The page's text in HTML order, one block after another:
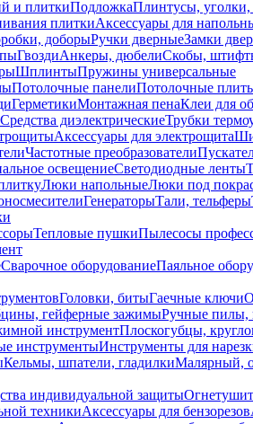
и плиткиПодложкаПлинтусы, уголки,
плиткиАксессуары для
доборыРучки дверныеЗамки
ГвоздиАнкеры, дюбелиСкобы,
ШплинтыПружины универсальные
Потолочные панелиПотолочные
ГерметикиМонтажная пенаКлеи для
Средства диэлектрическиеТрубки
Аксессуары для электрощита
Частотные преобразователи
освещениеСветодиодные ленты
Люки напольныеЛюки под
ГенераторыТали, тельферы
Тепловые пушкиПылесосы
Сварочное оборудованиеПаяльное
Головки, битыГаечные ключи
гейферные зажимыРучные пилы,
инструментПлоскогубцы,
инструментыИнструменты для
Кельмы, шпатели, гладилкиМалярный,
индивидуальной защиты
техникиАксессуары для бензорезов